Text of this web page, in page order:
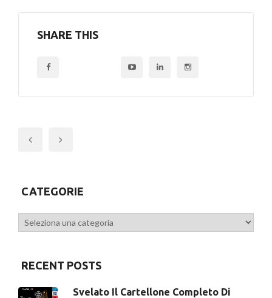
SHARE THIS
CATEGORIE
Categorie
RECENT POSTS
Svelato Il Cartellone Completo Di